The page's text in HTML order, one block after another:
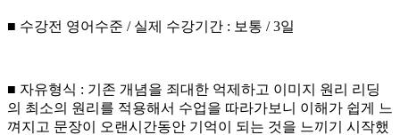
■ 수강전 영어수준 / 실제 수강기간 : 보통 / 3일
■ 자유형식 : 기존 개념을 죄대한 억제하고 이미지 원리 리딩
의 최소의 원리를 적용해서 수업을 따라가보니 이해가 쉽게 느
껴지고 문장이 오랜시간동안 기억이 되는 것을 느끼기 시작했